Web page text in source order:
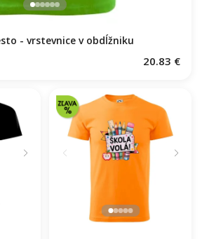
- vrstevnice v obdĺžniku
20.83 €